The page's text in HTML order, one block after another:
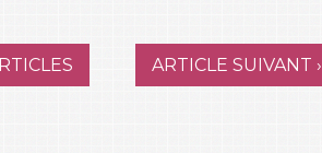
ARTICLE SUIVANT ›